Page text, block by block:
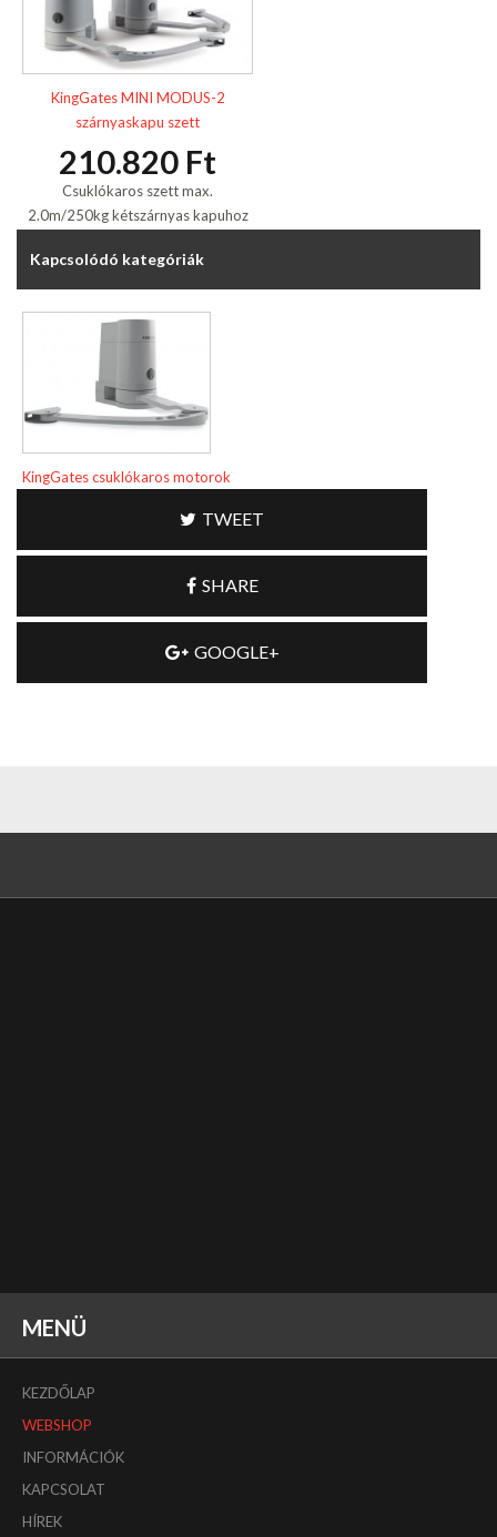
KingGates MINI MODUS-2
szárnyaskapu szett
210.820 Ft
Csuklókaros szett max.
2.0m/250kg kétszárnyas kapuhoz
Kapcsolódó kategóriák
KingGates csuklókaros motorok
TWEET
SHARE
GOOGLE+
MENÜ
KEZDŐLAP
WEBSHOP
INFORMÁCIÓK
KAPCSOLAT
HÍREK